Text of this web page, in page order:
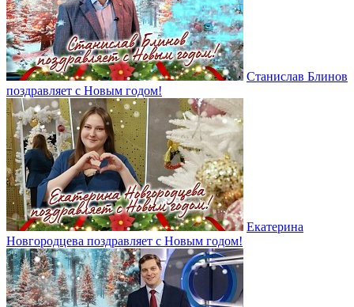
Станислав Блинов
поздравляет с Новым годом!
Екатерина
Новгородцева поздравляет с Новым годом!